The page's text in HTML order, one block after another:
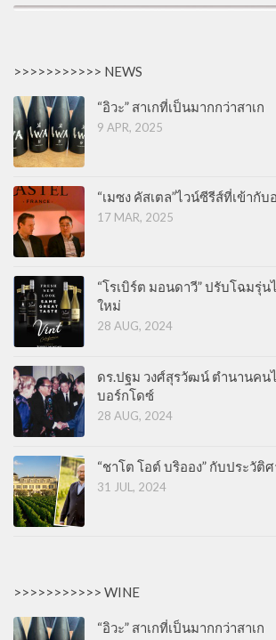
>>>>>>>>>>> NEWS
“อิวะ” สาเกที่เป็นมากกว่าสาเก
9 APR, 2025
“เมซง คัสเตล”ไวน์ซีรีส์ที่เข้ากับ
17 MAR, 2025
“โรเบิร์ต มอนดาวี” ปรับโฉมรุ่น
ใหม่
28 AUG, 2024
ดร.ปฐม วงศ์สุรวัฒน์ ตำนานคน
บอร์กโดซ์
28 AUG, 2024
“ชาโต โอต์ บริออง” กับประวัติ
31 JUL, 2024
>>>>>>>>>>> WINE
“อิวะ” สาเกที่เป็นมากกว่าสาเก